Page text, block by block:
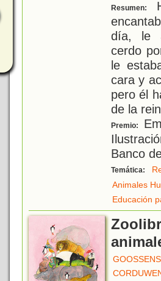
Resumen:
día, le
cerdo
le
cara y
pero él
de la
Premio:
Banco
Temática:
Animales
Educación